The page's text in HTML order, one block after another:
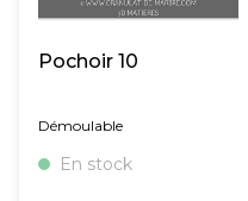
Pochoir 10
Démoulable
En stock